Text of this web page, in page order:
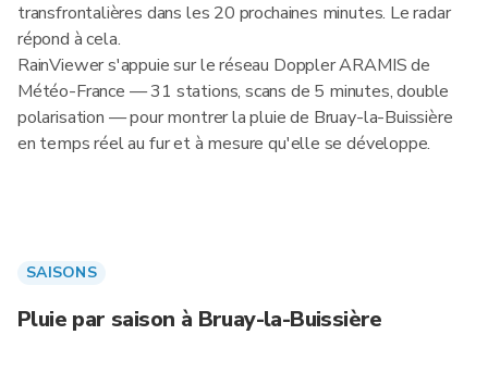
transfrontalières dans les 20 prochaines minutes. Le radar
répond à cela.
RainViewer s'appuie sur le réseau Doppler ARAMIS de
Météo-France — 31 stations, scans de 5 minutes, double
polarisation — pour montrer la pluie de Bruay-la-Buissière
en temps réel au fur et à mesure qu'elle se développe.
SAISONS
Pluie par saison à Bruay-la-Buissière